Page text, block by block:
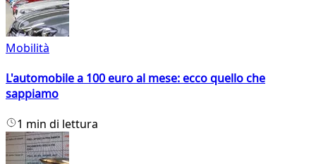
Mobilità
L'automobile a 100 euro al mese: ecco quello che
sappiamo
1 min di lettura